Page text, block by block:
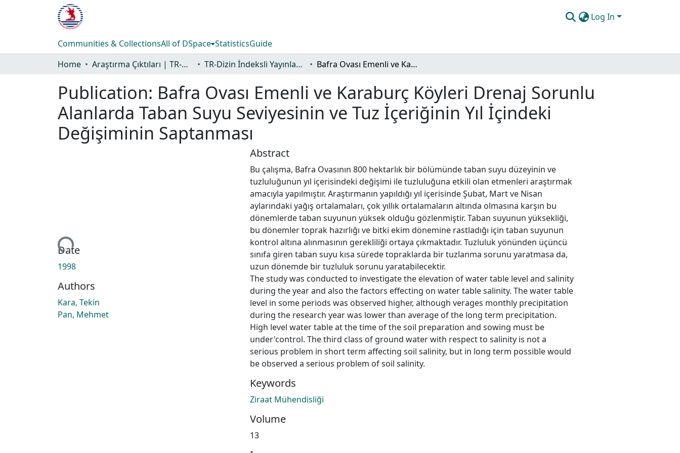
Log In
Communities & CollectionsAll of DSpace StatisticsGuide
Home
Araştırma Çıktıları | TR-Dizin | WoS | Scopus | PubMed TR-Dizin İndeksli Yayınlar Koleksiyonu Bafra Ovası Emenli ve Karaburç Köyleri Drenaj Sorunlu Alanlarda Taban Suyu Seviyesinin ve Tuz İçeriğinin Yıl İçindeki Değişiminin Saptanması
Publication: Bafra Ovası Emenli ve Karaburç Köyleri Drenaj Sorunlu
Alanlarda Taban Suyu Seviyesinin ve Tuz İçeriğinin Yıl İçindeki
Değişiminin Saptanması
Loading...
Date
1998
Authors
Kara, Tekin
Pan, Mehmet
Abstract
Bu çalışma, Bafra Ovasının 800 hektarlık bir bölümünde taban suyu düzeyinin ve
tuzluluğunun yıl içerisindeki değişimi ile tuzluluğuna etkili olan etmenleri araştırmak
amacıyla yapılmıştır. Araştırmanın yapıldığı yıl içerisinde Şubat, Mart ve Nisan
aylarındaki yağış ortalamaları, çok yıllık ortalamaların altında olmasına karşın bu
dönemlerde taban suyunun yüksek olduğu gözlenmiştir. Taban suyunun yüksekliği,
bu dönemler toprak hazırlığı ve bitki ekim dönemine rastladığı için taban suyunun
kontrol altına alınmasının gerekliliği ortaya çıkmaktadır. Tuzluluk yönünden üçüncü
sınıfa giren taban suyu kısa sürede topraklarda bir tuzlanma sorunu yaratmasa da,
uzun dönemde bir tuzluluk sorunu yaratabilecektir.
The study was conducted to investigate the elevation of water table level and salinity
during the year and also the factors effecting on water table salinity. The water table
level in some periods was observed higher, although verages monthly precipitation
during the research year was lower than average of the long term precipitation.
High level water table at the time of the soil preparation and sowing must be
under'control. The third class of ground water with respect to salinity is not a
serious problem in short term affecting soil salinity, but in long term possible would
be observed a serious problem of soil salinity.
Keywords
Ziraat Mühendisliği
Volume
13